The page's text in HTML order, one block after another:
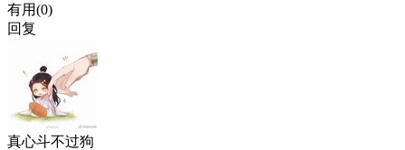
有用(0)
回复
真心斗不过狗